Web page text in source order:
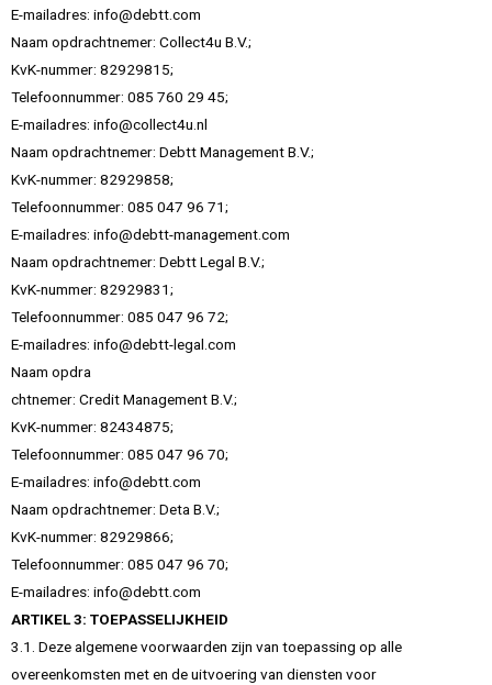
E-mailadres: info@debtt.com
Naam opdrachtnemer: Collect4u B.V.;
KvK-nummer: 82929815;
Telefoonnummer: 085 760 29 45;
E-mailadres: info@collect4u.nl
Naam opdrachtnemer: Debtt Management B.V.;
KvK-nummer: 82929858;
Telefoonnummer: 085 047 96 71;
E-mailadres: info@debtt-management.com
Naam opdrachtnemer: Debtt Legal B.V.;
KvK-nummer: 82929831;
Telefoonnummer: 085 047 96 72;
E-mailadres: info@debtt-legal.com
Naam opdra
chtnemer: Credit Management B.V.;
KvK-nummer: 82434875;
Telefoonnummer: 085 047 96 70;
E-mailadres: info@debtt.com
Naam opdrachtnemer: Deta B.V.;
KvK-nummer: 82929866;
Telefoonnummer: 085 047 96 70;
E-mailadres: info@debtt.com
ARTIKEL 3: TOEPASSELIJKHEID
3.1. Deze algemene voorwaarden zijn van toepassing op alle
overeenkomsten met en de uitvoering van diensten voor